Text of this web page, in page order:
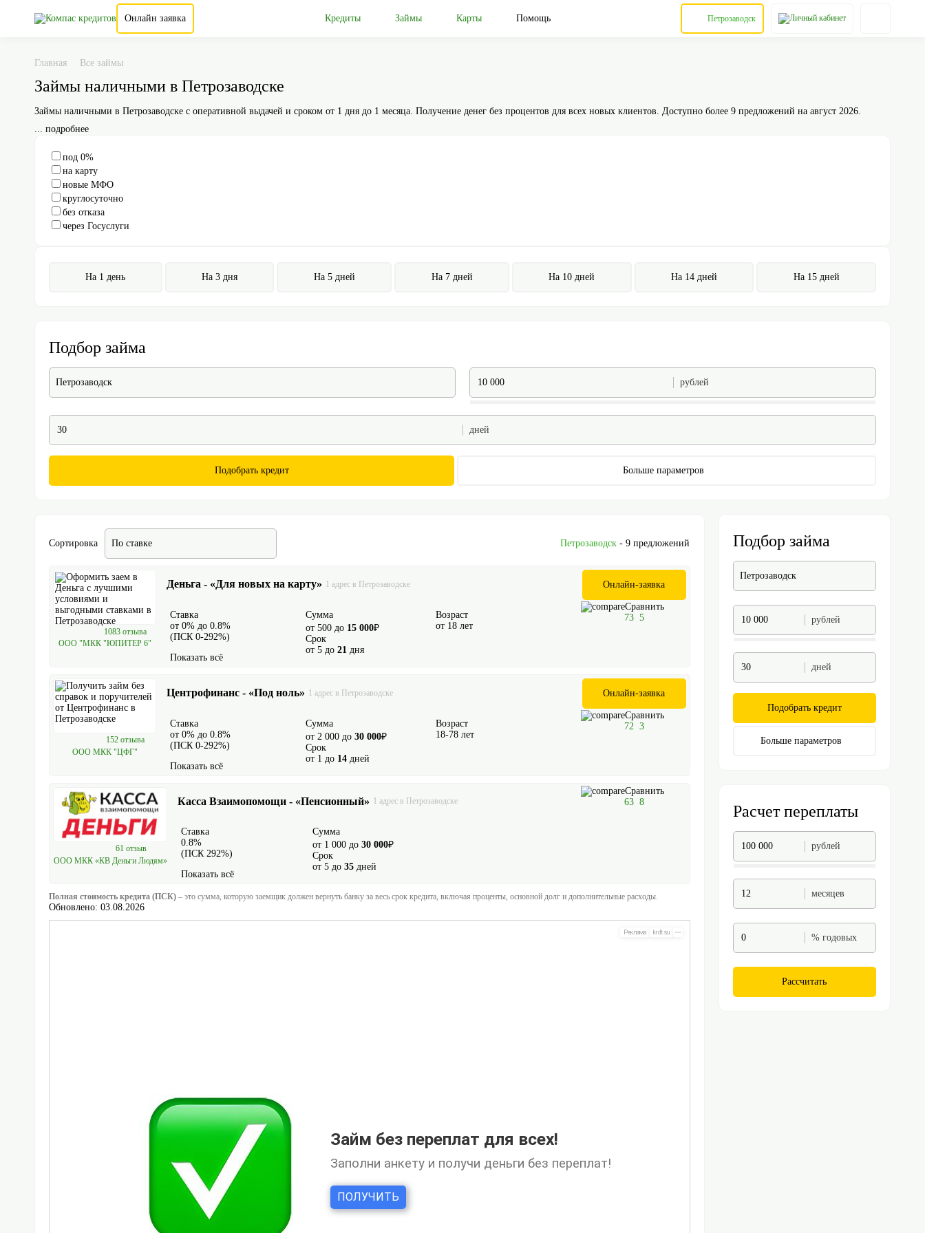
Онлайн заявка Кредиты Займы Карты Помощь Петрозаводск
Главная Все займы
Займы наличными в Петрозаводске
Займы наличными в Петрозаводске с оперативной выдачей и сроком от 1 дня до 1 месяца. Получение денег без процентов для всех новых клиентов. Доступно более 9 предложений на август 2026.
... подробнее
под 0%
на карту
новые МФО
круглосуточно
без отказа
через Госуслуги
На 1 день На 3 дня На 5 дней На 7 дней На 10 дней На 14 дней На 15 дней
Подбор займа
Петрозаводск рублей
дней
Подобрать кредит Больше параметров
Сортировка По ставке Петрозаводск - 9 предложений
1083 отзыва
ООО "МКК "ЮПИТЕР 6"
Деньга - «Для новых на карту» 1 адрес в Петрозаводске
Ставка
от 0% до 0.8%
(ПСК 0-292%)
Сумма
от 500 до 15 000₽
Срок
от 5 до 21 дня
Возраст
от 18 лет
Показать всё
Онлайн-заявка
Сравнить
73 5
152 отзыва
ООО МКК "ЦФГ"
Центрофинанс - «Под ноль» 1 адрес в Петрозаводске
Ставка
от 0% до 0.8%
(ПСК 0-292%)
Сумма
от 2 000 до 30 000₽
Срок
от 1 до 14дней
Возраст
18-78 лет
Показать всё
Онлайн-заявка
Сравнить
72 3
61 отзыв
ООО МКК «КВ Деньги Людям»
Касса Взаимопомощи - «Пенсионный» 1 адрес в Петрозаводске
Ставка
0.8%
(ПСК 292%)
Сумма
от 1 000 до30 000₽
Срок
от 5 до35 дней
Показать всё
Сравнить
63 8
Полная стоимость кредита (ПСК) – это сумма, которую заемщик должен вернуть банку за весь срок кредита, включая проценты, основной долг и дополнительные расходы.
Обновлено: 03.08.2026
Подбор займа
Петрозаводск
рублей
дней
Подобрать кредит
Больше параметров
Расчет переплаты
рублей
месяцев
% годовых
Рассчитать